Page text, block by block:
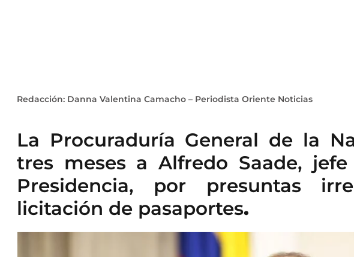
Redacción: Danna Valentina Camacho – Periodista Oriente Noticias
La Procuraduría General de la
tres meses a Alfredo Saade,
Presidencia, por presuntas
licitación de pasaportes.